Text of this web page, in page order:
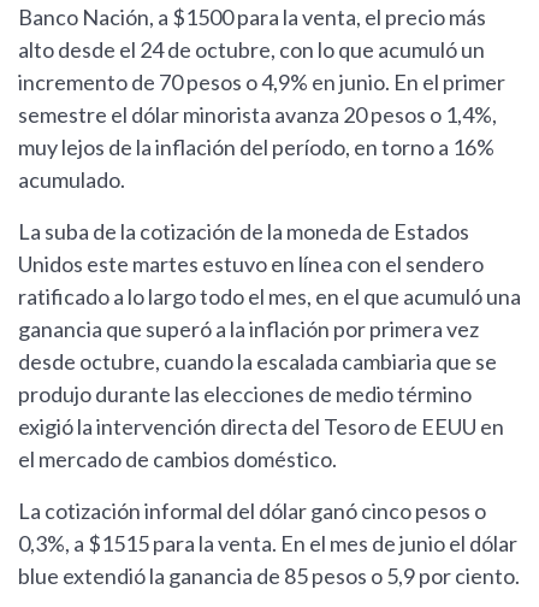
Banco Nación, a $1500 para la venta, el precio más
alto desde el 24 de octubre, con lo que acumuló un
incremento de 70 pesos o 4,9% en junio. En el primer
semestre el dólar minorista avanza 20 pesos o 1,4%,
muy lejos de la inflación del período, en torno a 16%
acumulado.
La suba de la cotización de la moneda de Estados
Unidos este martes estuvo en línea con el sendero
ratificado a lo largo todo el mes, en el que acumuló una
ganancia que superó a la inflación por primera vez
desde octubre, cuando la escalada cambiaria que se
produjo durante las elecciones de medio término
exigió la intervención directa del Tesoro de EEUU en
el mercado de cambios doméstico.
La cotización informal del dólar ganó cinco pesos o
0,3%, a $1515 para la venta. En el mes de junio el dólar
blue extendió la ganancia de 85 pesos o 5,9 por ciento.